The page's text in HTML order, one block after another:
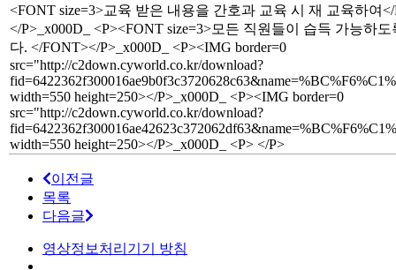
<FONT size=3>교육 받은 내용을 간호과 교육 시 재 교육하여
</P>_x000D_ <P><FONT size=3>모든 직원들이 습득 가능하
다. </FONT></P>_x000D_ <P><IMG border=0
src="http://c2down.cyworld.co.kr/download?
width=550 height=250></P>_x000D_ <P><IMG border=0
src="http://c2down.cyworld.co.kr/download?
width=550 height=250></P>_x000D_ <P> </P>
이전글
목록
다음글
영상정보처리기기 방침